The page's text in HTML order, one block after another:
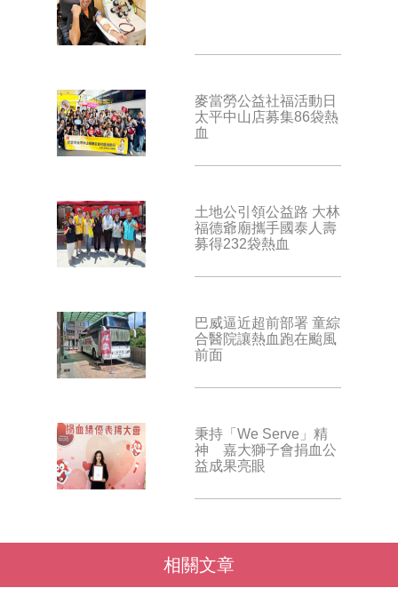
麥當勞公益社福活動日
太平中山店募集86袋熱
血
土地公引領公益路 大林
福德爺廟攜手國泰人壽
募得232袋熱血
巴威逼近超前部署 童綜
合醫院讓熱血跑在颱風
前面
秉持「We Serve」精
神 嘉大獅子會捐血公
益成果亮眼
相關文章